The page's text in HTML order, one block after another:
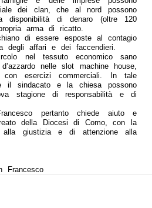
dei clan, che al nord possono
disponibilità di denaro (oltre 120
arma di ricatto.
di essere esposte al contagio
degli affari e dei faccendieri.
nel tessuto economico sano
nelle slot machine house,
esercizi commerciali. In tale
il sindacato e la chiesa possono
stagione di responsabilità e di
pertanto chiede aiuto e
della Diocesi di Como, con la
alla giustizia e di attenzione alla
Francesco